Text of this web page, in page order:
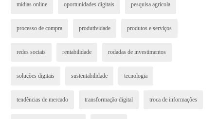
técnicas agrícolas e tendências de mercado, destacam-se
mídias online oportunidades digitais pesquisa agrícola
processo de compra produtividade produtos e serviços
redes sociais rentabilidade rodadas de investimentos
soluções digitais sustentabilidade tecnologia
tendências de mercado transformação digital troca de informações